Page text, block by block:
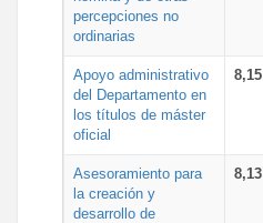
percepciones no
ordinarias
Apoyo administrativo
del Departamento en
los títulos de máster
oficial
8,15
Asesoramiento para
la creación y
desarrollo de
8,13